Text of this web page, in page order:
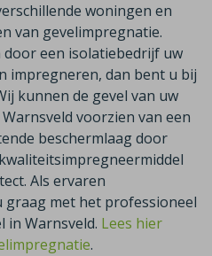
woningen en
van gevelimpregnatie.
een isolatiebedrijf uw
impregneren, dan bent u bij
kunnen de gevel van uw
voorzien van een
beschermlaag door
Als ervaren
met het professioneel
in Warnsveld. Lees hier
.